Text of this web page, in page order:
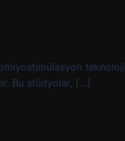
Bu stüdyolar, […]